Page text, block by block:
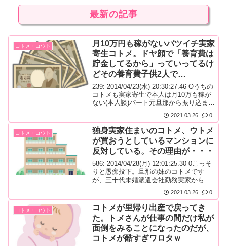
最新の記事
コトメ・コウト
月10万円も稼がないバツイチ実家
寄生コトメ。ドヤ顔で「養育費は
貯金してるから」っていってるけ
どその養育費子供2人で…
239: 2014/04/23(水) 20:30:27.46 Oうちの
コトメも実家寄生で本人は月10万も稼が
ない(本人談)パート元旦那から振り込まれ
丈夫！となぜかドヤ顔で語るけど
2021.03.26 0
コトメ・コウト
独身実家住まいのコトメ、ウトメ
が買おうとしているマンションに
反対している。その理由が・・・
586: 2014/04/28(月) 12:01:25.30 0こっそ
りと愚痴投下。旦那の妹のコトメです
が、三十代未婚派遣会社勤務実家から通
遣させる担当らしく、本人いわくハード
なお勤めらしい。
2021.03.26 0
コトメ・コウト
コトメが里帰り出産で戻ってき
た。トメさんが仕事の間だけ私が
面倒をみることになったのだが、
コトメが酷すぎワロタｗ